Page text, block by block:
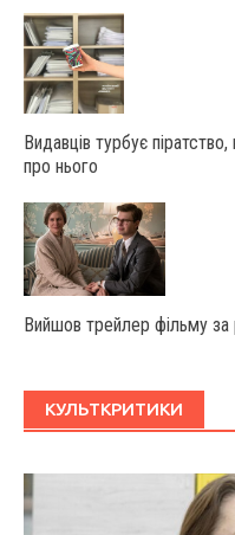
Видавців турбує
про нього
Вийшов трейлер фільму
КУЛЬТКРИТИКИ